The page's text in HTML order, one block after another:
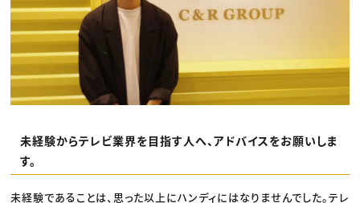
未経験からテレビ業界を目指す人へ、アドバイスをお願いしま
す。
未経験であることは、思った以上にハンディにはなりませんでした。テレ